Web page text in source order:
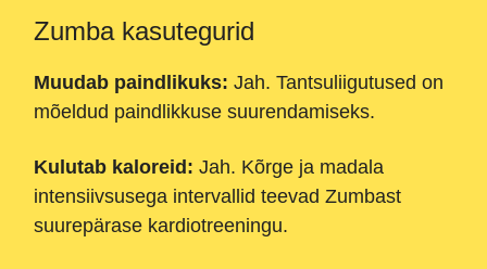
Zumba kasutegurid
Muudab paindlikuks: Jah. Tantsuliigutused on
mõeldud paindlikkuse suurendamiseks.
Kulutab kaloreid: Jah. Kõrge ja madala
intensiivsusega intervallid teevad Zumbast
suurepärase kardiotreeningu.